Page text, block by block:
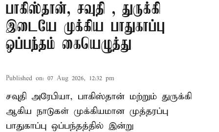
பாகிஸ்தான், சவுதி , துருக்கி
இடையே முக்கிய பாதுகாப்பு
ஒப்பந்தம் கையெழுத்து
Published on: 07 Aug 2026, 12:32 pm
சவுதி அரேபியா, பாகிஸ்தான் மற்றும் துருக்கி
ஆகிய நாடுகள் முக்கியமான முத்தரப்பு
பாதுகாப்பு ஒப்பந்தத்தில் இன்று